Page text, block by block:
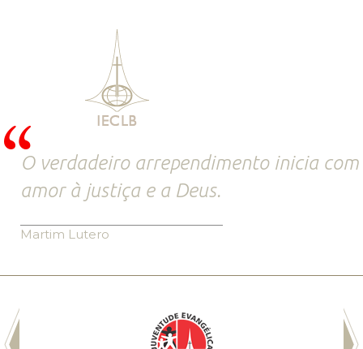
O verdadeiro arrependimento inicia com
amor à justiça e a Deus.
Martim Lutero